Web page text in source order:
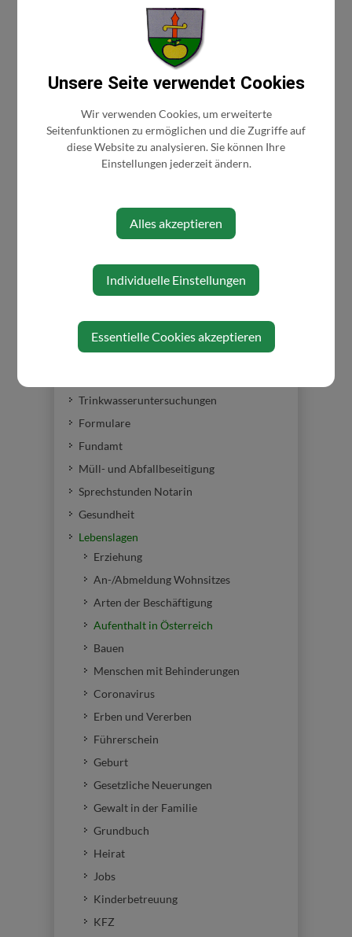
Letzte Aktualisierung:24.07.2024
Für den Inhalt verantwortlich:
oesterreich.gv.at-Redaktion
BÜRGERSERVICE
Bauen/Wohnen
Förderungen
Trinkwasseruntersuchungen
Formulare
Fundamt
Müll- und Abfallbeseitigung
Sprechstunden Notarin
Gesundheit
Lebenslagen
Erziehung
An-/Abmeldung Wohnsitzes
Arten der Beschäftigung
Aufenthalt in Österreich
Bauen
Menschen mit Behinderungen
Coronavirus
Erben und Vererben
Führerschein
Geburt
Gesetzliche Neuerungen
Gewalt in der Familie
Grundbuch
Heirat
Jobs
Kinderbetreuung
KFZ
Unsere Seite verwendet Cookies
Wir verwenden Cookies, um erweiterte
Seitenfunktionen zu ermöglichen und die Zugriffe auf
diese Website zu analysieren. Sie können Ihre
Einstellungen jederzeit ändern.
Alles akzeptieren
Individuelle Einstellungen
Essentielle Cookies akzeptieren